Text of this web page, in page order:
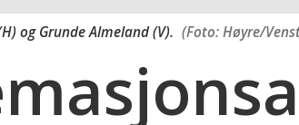
og Grunde Almeland (V). (Foto: Høyre/